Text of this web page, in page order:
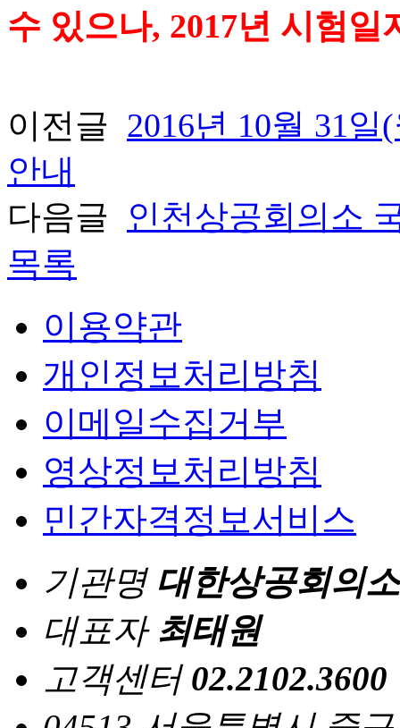
수 있으나, 2017년 시험
이전글 2016년 10월 31
안내
다음글
인천상공회의소
목록
이용약관
개인정보처리방침
이메일수집거부
영상정보처리방침
민간자격정보서비스
기관명 대한상공회의소
대표자 최태원
고객센터 02.2102.3600